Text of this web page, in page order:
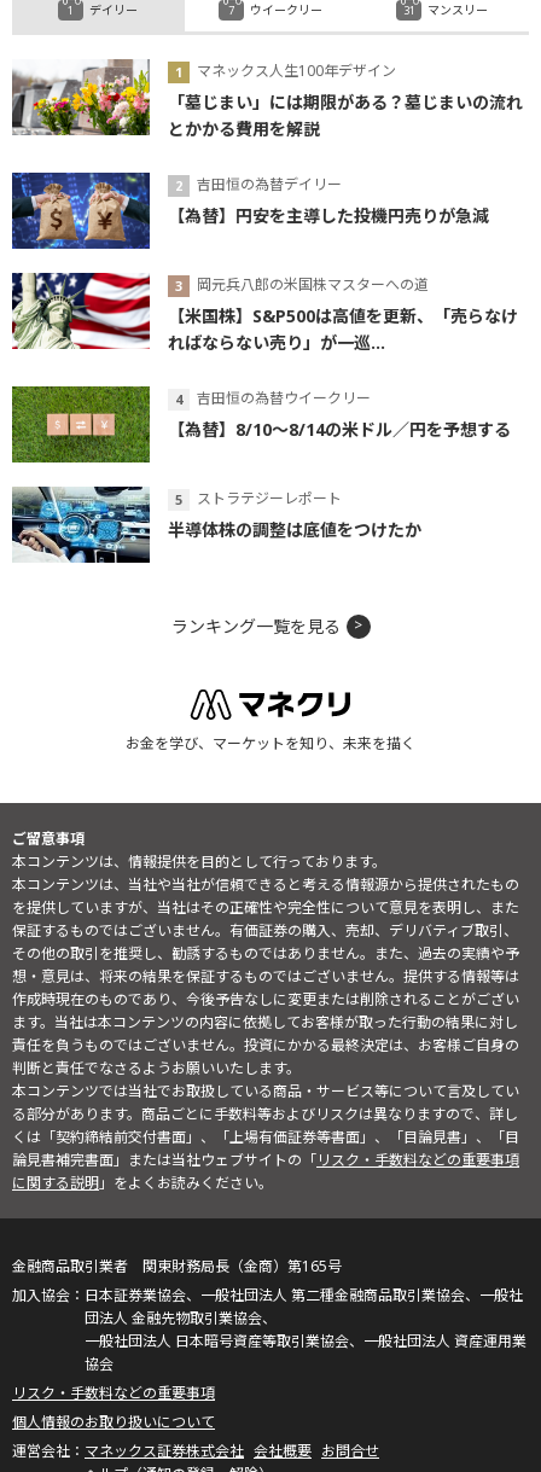
デイリー
マネックス人生100年デザイン
「墓じまい」には期限がある？墓じまいの流れ
とかかる費用を解説
吉田恒の為替デイリー
【為替】円安を主導した投機円売りが急減
岡元兵八郎の米国株マスターへの道
【米国株】S&P500は高値を更新、「売らなけ
ればならない売り」が一巡...
吉田恒の為替ウイークリー
【為替】8/10～8/14の米ドル／円を予想する
ストラテジーレポート
半導体株の調整は底値をつけたか
ウイークリー マンスリー
ランキング一覧を見る
お金を学び、マーケットを知り、未来を描く
ご留意事項
本コンテンツは、情報提供を目的として行っております。
本コンテンツは、当社や当社が信頼できると考える情報源から提供されたもの
を提供していますが、当社はその正確性や完全性について意見を表明し、また
保証するものではございません。有価証券の購入、売却、デリバティブ取引、
その他の取引を推奨し、勧誘するものではありません。また、過去の実績や予
想・意見は、将来の結果を保証するものではございません。提供する情報等は
作成時現在のものであり、今後予告なしに変更または削除されることがござい
ます。当社は本コンテンツの内容に依拠してお客様が取った行動の結果に対し
責任を負うものではございません。投資にかかる最終決定は、お客様ご自身の
判断と責任でなさるようお願いいたします。
本コンテンツでは当社でお取扱している商品・サービス等について言及してい
る部分があります。商品ごとに手数料等およびリスクは異なりますので、詳し
くは「契約締結前交付書面」、「上場有価証券等書面」、「目論見書」、「目
論見書補完書面」または当社ウェブサイトの「リスク・手数料などの重要事項
に関する説明」をよくお読みください。
金融商品取引業者 関東財務局長（金商）第165号
日本証券業協会、一般社団法人 第二種金融商品取引業協会、一般社
団法人 金融先物取引業協会、
一般社団法人 日本暗号資産等取引業協会、一般社団法人 資産運用業
協会
リスク・手数料などの重要事項
個人情報のお取り扱いについて
マネックス証券株式会社 会社概要 お問合せ